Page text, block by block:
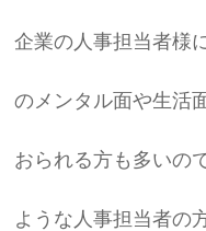
企業の人事担当者様
のメンタル面や生活
おられる方も多いの
ような人事担当者の